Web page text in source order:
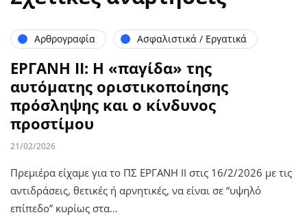
Αρθρογραφία Ασφαλιστικά / Εργατικά
ΕΡΓΑΝΗ ΙΙ: Η «παγίδα» της
αυτόματης οριστικοποίησης
πρόσληψης και ο κίνδυνος
προστίμου
21/02/2026
Πρεμιέρα είχαμε για το ΠΣ ΕΡΓΑΝΗ ΙΙ στις 16/2/2026 με τις
αντιδράσεις, θετικές ή αρνητικές, να είναι σε “υψηλό
επίπεδο” κυρίως στα…